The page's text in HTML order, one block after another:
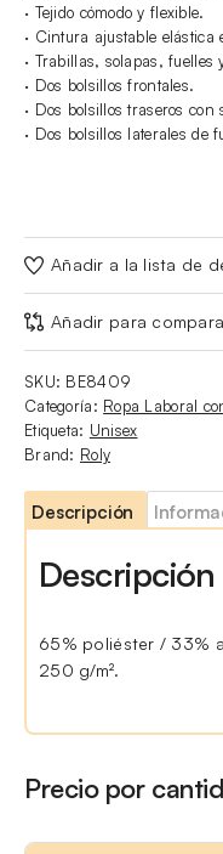
· Tejido cómodo y flexible.
· Cintura ajustable elástica
· Trabillas, solapas, fuelles
· Dos bolsillos frontales.
· Dos bolsillos traseros con
· Dos bolsillos laterales de
Añadir a la lista de
Añadir para
SKU: BE8409
Categoría: Ropa Laboral
Etiqueta: Unisex
Brand: Roly
Descripción
Descripción
65% poliéster / 33%
250 g/m².
Precio por